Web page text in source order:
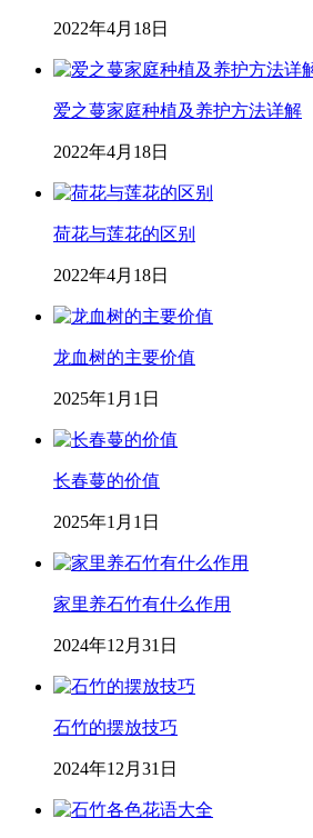
2022年4月18日
爱之蔓家庭种植及养护方法详解
2022年4月18日
荷花与莲花的区别
2022年4月18日
龙血树的主要价值
2025年1月1日
长春蔓的价值
2025年1月1日
家里养石竹有什么作用
2024年12月31日
石竹的摆放技巧
2024年12月31日